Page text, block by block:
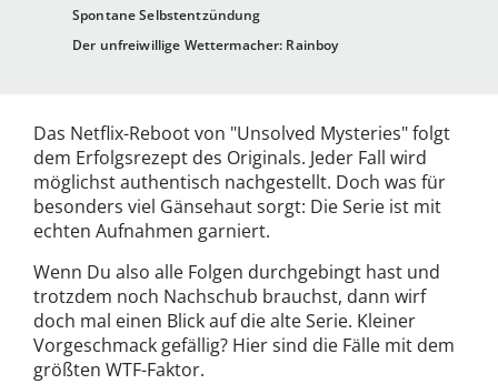
Spontane Selbstentzündung
Der unfreiwillige Wettermacher: Rainboy
Das Netflix-Reboot von "Unsolved Mysteries" folgt
dem Erfolgsrezept des Originals. Jeder Fall wird
möglichst authentisch nachgestellt. Doch was für
besonders viel Gänsehaut sorgt: Die Serie ist mit
echten Aufnahmen garniert.
Wenn Du also alle Folgen durchgebingt hast und
trotzdem noch Nachschub brauchst, dann wirf
doch mal einen Blick auf die alte Serie. Kleiner
Vorgeschmack gefällig? Hier sind die Fälle mit dem
größten WTF-Faktor.